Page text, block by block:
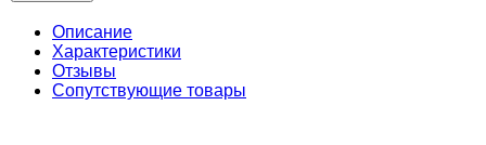
Описание
Характеристики
Отзывы
Сопутствующие товары